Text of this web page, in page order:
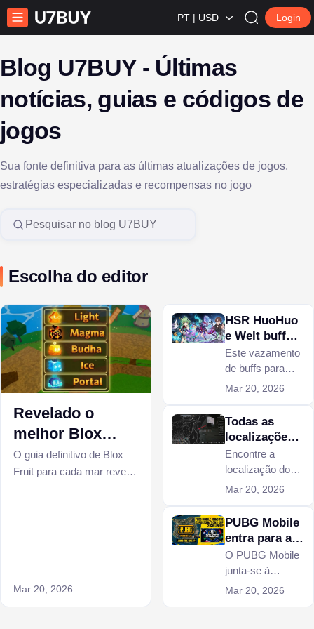
PT | USD Login
Blog U7BUY - Últimas
notícias, guias e códigos de
jogos
Sua fonte definitiva para as últimas atualizações de jogos,
estratégias especializadas e recompensas no jogo
Search in U7BUY Blog
Escolha do editor
Revelado o
melhor Blox
Fruit para cada
mar
O guia definitivo de Blox
Fruit para cada mar revela
Mar 20, 2026
HSR HuoHuo
e Welt buff
vão arruinar
seu portfólio
Este vazamento
de buffs para
HSR HuoHuo e
arruinará todo o
seu portfólio de
ativos digitais em
Honkai Star Rail.
Mar 20, 2026
Todas as
localizações
dos
esconderijos
do G no GTA
Online
Encontre a
localização do
esconderijo G’s
GTA Online em
Sandy Shores e
muito mais. Guia
completo com
pontos de spawn
Mar 20, 2026
PUBG Mobile
entra para a
lista de
participantes
da Esports
Nations Cup
O PUBG Mobile
junta-se à
Esports Nations
Mar 20, 2026